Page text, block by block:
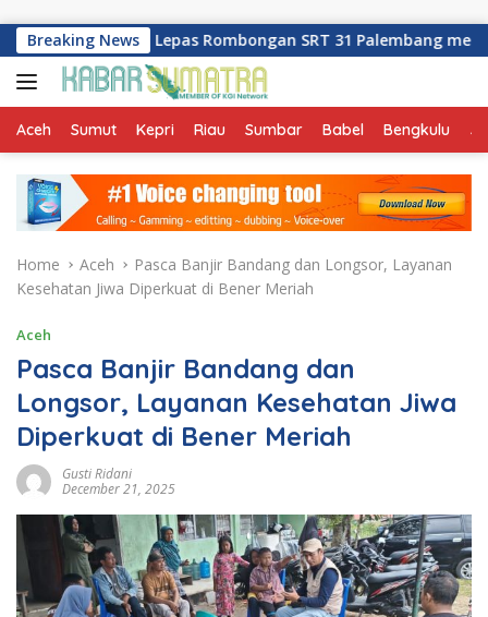
Breaking News
Lepas Rombongan SRT 31 Palembang menuju OKI
Aceh Sumut Kepri Riau Sumbar Babel Bengkulu
Home Aceh
Pasca Banjir Bandang dan Longsor, Layanan
Kesehatan Jiwa Diperkuat di Bener Meriah
Aceh
Pasca Banjir Bandang dan
Longsor, Layanan Kesehatan Jiwa
Diperkuat di Bener Meriah
Gusti Ridani
December 21, 2025